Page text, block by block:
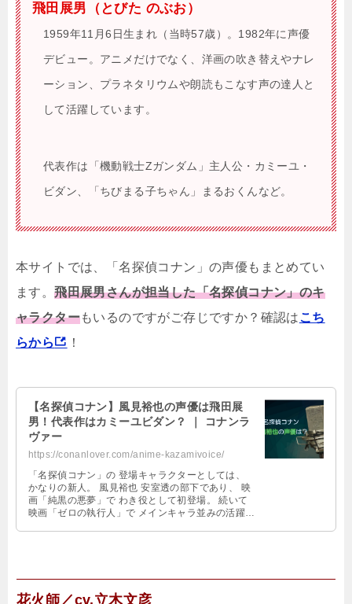
飛田展男（とびた のぶお）
1959年11月6日生まれ（当時57歳）。1982年に声優
デビュー。アニメだけでなく、洋画の吹き替えやナレ
ーション、プラネタリウムや朗読もこなす声の達人と
して活躍しています。
代表作は「機動戦士Ζガンダム」主人公・カミーユ・
ビダン、「ちびまる子ちゃん」まるおくんなど。
本サイトでは、「名探偵コナン」の声優もまとめてい
ます。飛田展男さんが担当した「名探偵コナン」のキ
ャラクターもいるのですがご存じですか？確認はこち
らから
！
【名探偵コナン】風見裕也の声優は飛田展
男！代表作はカミーユビダン？ ｜ コナンラ
ヴァー
https://conanlover.com/anime-kazamivoice/
「名探偵コナン」の 登場キャラクターとしては、
かなりの新人。 風見裕也 安室透の部下であり、 映
画「純黒の悪夢」で わき役として初登場。 続いて
映画「ゼロの執行人」で メインキャラ並みの活躍を
花火師／cv.立木文彦